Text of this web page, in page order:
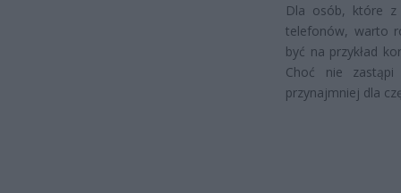
Dla osób, które z
telefonów, warto
być na przykład
Choć nie
przynajmniej dla